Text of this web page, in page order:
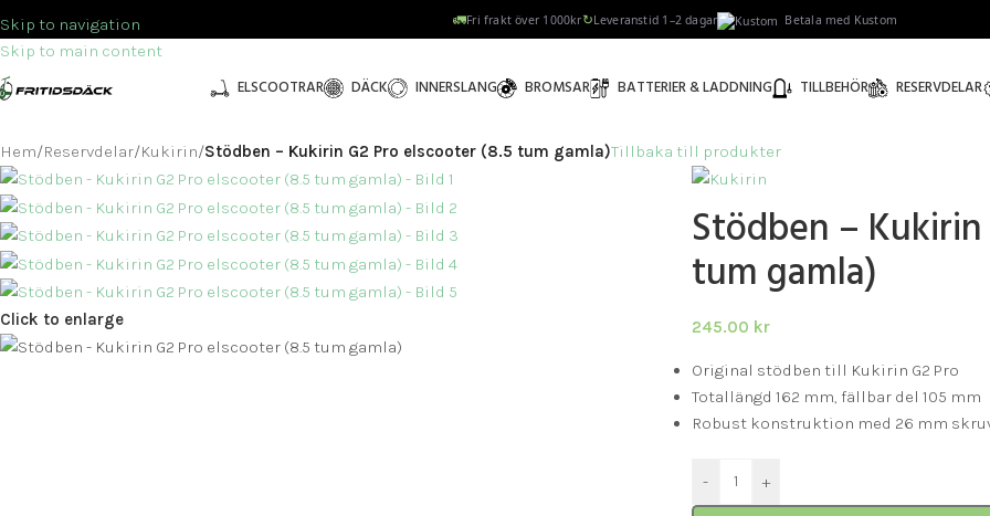
Skip to navigation
Skip to main content
🚛Fri frakt över 1000kr↻Leveranstid 1–2 dagar Betala med Kustom
ELSCOOTRAR DÄCK INNERSLANG BROMSAR BATTERIER & LADDNING TILLBEHÖR RESERVDELAR
Hem/Reservdelar/Kukirin/Stödben – Kukirin G2 Pro elscooter (8.5 tum gamla)Tillbaka till produkter
Click to enlarge
Stödben –
tum gamla)
245.00 kr
Original stödben till Kukirin G2 Pro
Totallängd 162 mm, fällbar del 105 mm
Robust konstruktion med 26 mm
- +